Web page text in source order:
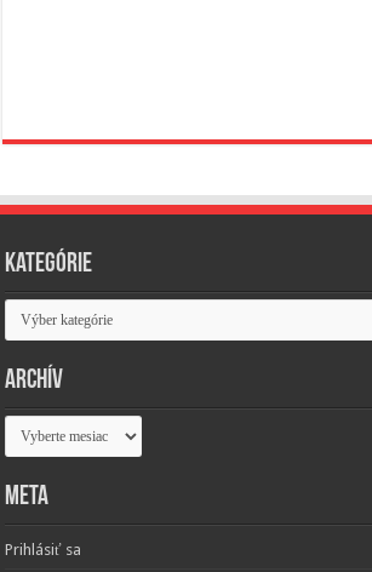
Kategórie
Kategórie
Archív
Archív
Meta
Prihlásiť sa